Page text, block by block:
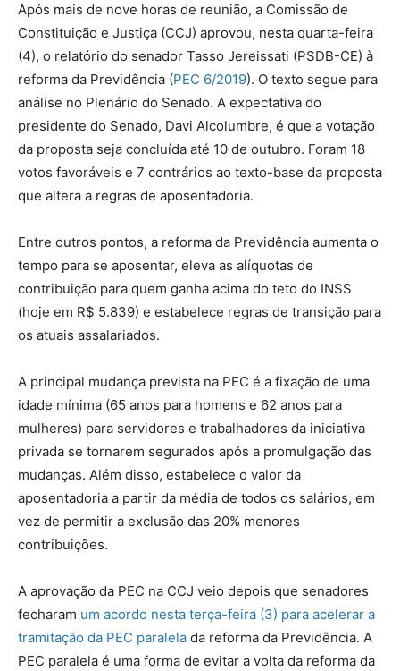
Após mais de nove horas de reunião, a Comissão de
Constituição e Justiça (CCJ) aprovou, nesta quarta-feira
(4), o relatório do senador Tasso Jereissati (PSDB-CE) à
reforma da Previdência (PEC 6/2019). O texto segue para
análise no Plenário do Senado. A expectativa do
presidente do Senado, Davi Alcolumbre, é que a votação
da proposta seja concluída até 10 de outubro. Foram 18
votos favoráveis e 7 contrários ao texto-base da proposta
que altera a regras de aposentadoria.
Entre outros pontos, a reforma da Previdência aumenta o
tempo para se aposentar, eleva as alíquotas de
contribuição para quem ganha acima do teto do INSS
(hoje em R$ 5.839) e estabelece regras de transição para
os atuais assalariados.
A principal mudança prevista na PEC é a fixação de uma
idade mínima (65 anos para homens e 62 anos para
mulheres) para servidores e trabalhadores da iniciativa
privada se tornarem segurados após a promulgação das
mudanças. Além disso, estabelece o valor da
aposentadoria a partir da média de todos os salários, em
vez de permitir a exclusão das 20% menores
contribuições.
A aprovação da PEC na CCJ veio depois que senadores
fecharam um acordo nesta terça-feira (3) para acelerar a
tramitação da PEC paralela da reforma da Previdência. A
PEC paralela é uma forma de evitar a volta da reforma da